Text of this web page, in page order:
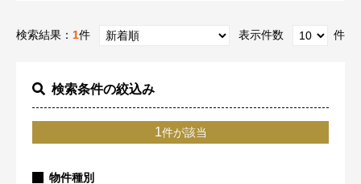
検索条件の絞込み
1件が該当
物件種別
検索結果： 1件 表示件数 件